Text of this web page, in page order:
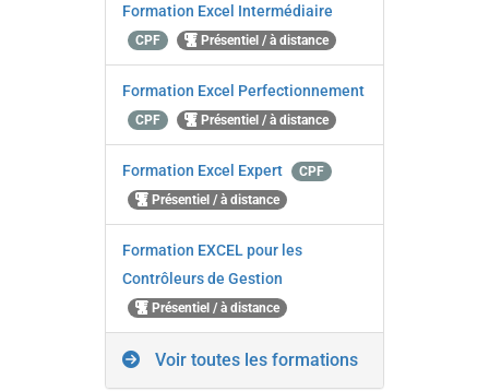
Formation Excel Intermédiaire
CPF Présentiel / à distance
Formation Excel Perfectionnement
CPF Présentiel / à distance
Formation Excel Expert
CPF
Présentiel / à distance
Formation EXCEL pour les
Contrôleurs de Gestion
Présentiel / à distance
Voir toutes les formations